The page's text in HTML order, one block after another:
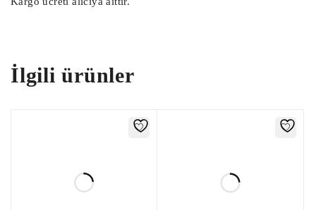
Far Beyni, Çıkma Far Beyni, Çıkma Led
Far Beyni, Led Far Beyni, Led Beyni,
Beyni, Ön Sam Beyni,
Çıkma BSM Sigorta Kutusu, Çıkma BSİ
Sigorta Kutusu,
İlgili ürünler